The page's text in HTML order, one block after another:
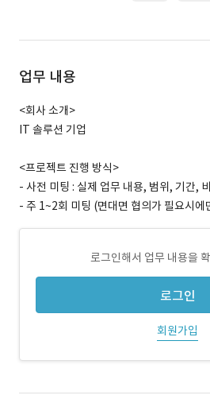
업무 내용
<회사 소개>
IT 솔루션 기업
<프로젝트 진행 방식>
- 사전 미팅 : 실제 업무 내용, 범위, 기간,
- 주 1~2회 미팅 (면대면 협의가 필요시에
로그인해서 업무 내용을
로그인
회원가입